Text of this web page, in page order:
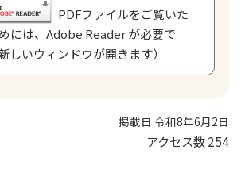
PDFファイルをご覧いた
には、Adobe Reader が必要で
しいウィンドウが開きます）
掲載日 令和8年6月2日
アクセス数254